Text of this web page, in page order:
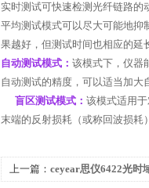
实时测试可快速检测光纤链路的
平均测试模式可以尽大可能地抑
果越好，但测试时间也相应的延
自动测试模式： 该模式下，仪器
自动测试的精度，可以适当加大
盲区测试模式： 该模式适用
末端的反射损耗（或称回波损耗
上一篇： ceyear思仪6422光时